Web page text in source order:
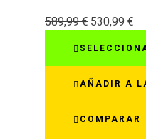
589,99€ 530,99 €
AÑADIR A
COMPARAR